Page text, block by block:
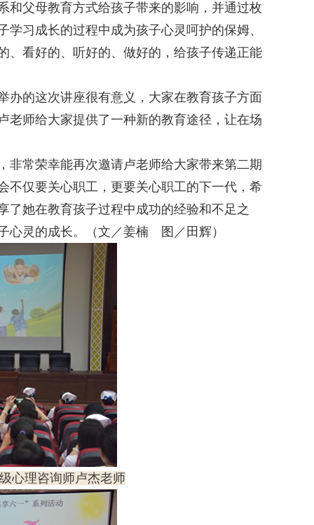
和父母教育方式给孩子带来的影响，并通过枚
习成长的过程中成为孩子心灵呵护的保姆、
、看好的、听好的、做好的，给孩子传递正能
办的这次讲座很有意义，大家在教育孩子方面
老师给大家提供了一种新的教育途径，让在场
非常荣幸能再次邀请卢老师给大家带来第二期
不仅要关心职工，更要关心职工的下一代，希
了她在教育孩子过程中成功的经验和不足之
心灵的成长。（文／姜楠 图／田辉）
心理咨询师卢杰老师